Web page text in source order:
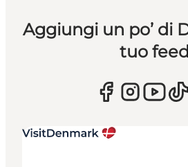
Aggiungi un po’ di
tuo feed